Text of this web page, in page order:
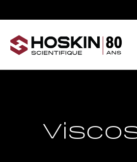
Support